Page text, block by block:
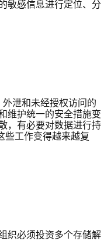
敏感信息进行定位、分
外泄和未经授权访问的
维护统一的安全措施变
，有必要对数据进行持
些工作变得越来越复
织必须投资多个存储解